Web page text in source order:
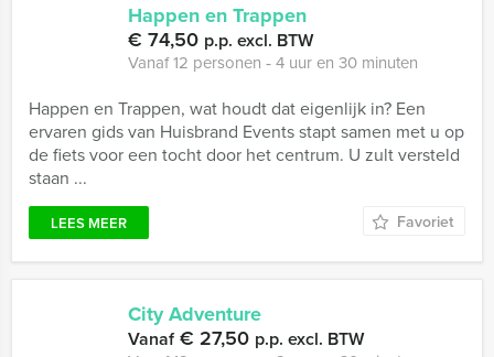
Happen en Trappen
€ 74,50 p.p. excl. BTW
Vanaf 12 personen ‐ 4 uur en 30 minuten
Happen en Trappen, wat houdt dat eigenlijk in? Een
ervaren gids van Huisbrand Events stapt samen met u op
de fiets voor een tocht door het centrum. U zult versteld
staan ...
LEES MEER Favoriet
City Adventure
Vanaf€ 27,50 p.p. excl. BTW